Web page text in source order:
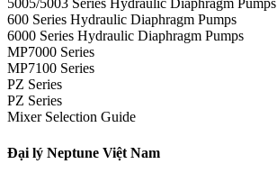
5005/5003 Series Hydraulic Diaphragm Pumps
600 Series Hydraulic Diaphragm Pumps
6000 Series Hydraulic Diaphragm Pumps
MP7000 Series
MP7100 Series
PZ Series
PZ Series
Mixer Selection Guide
Đại lý Neptune Việt Nam